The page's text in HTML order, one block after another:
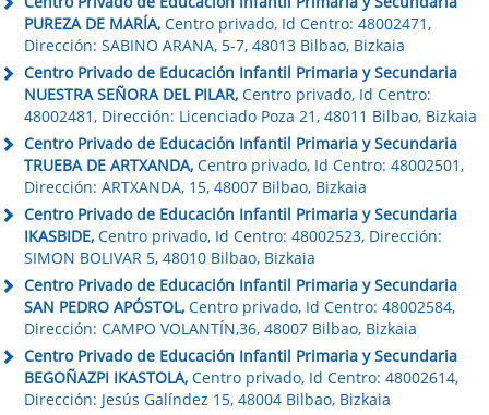
PUREZA DE MARÍA, Centro privado, Id Centro: 48002471,
Dirección: SABINO ARANA, 5-7, 48013 Bilbao, Bizkaia
Centro Privado de Educación Infantil Primaria y Secundaria
NUESTRA SEÑORA DEL PILAR, Centro privado, Id Centro:
48002481, Dirección: Licenciado Poza 21, 48011 Bilbao, Bizkaia
Centro Privado de Educación Infantil Primaria y Secundaria
TRUEBA DE ARTXANDA, Centro privado, Id Centro: 48002501,
Dirección: ARTXANDA, 15, 48007 Bilbao, Bizkaia
Centro Privado de Educación Infantil Primaria y Secundaria
IKASBIDE, Centro privado, Id Centro: 48002523, Dirección:
SIMON BOLIVAR 5, 48010 Bilbao, Bizkaia
Centro Privado de Educación Infantil Primaria y Secundaria
SAN PEDRO APÓSTOL, Centro privado, Id Centro: 48002584,
Dirección: CAMPO VOLANTÍN,36, 48007 Bilbao, Bizkaia
Centro Privado de Educación Infantil Primaria y Secundaria
BEGOÑAZPI IKASTOLA, Centro privado, Id Centro: 48002614,
Dirección: Jesús Galíndez 15, 48004 Bilbao, Bizkaia